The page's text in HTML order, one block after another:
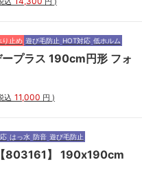
り止め 遊び毛防止 HOT対応 低ホルム
ープラス 190cm円形 フォ
込 11,000 円 )
はっ水 防音 遊び毛防止
803161】 190x190cm